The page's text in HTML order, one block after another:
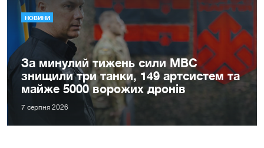
НОВИНИ
За минулий тижень сили МВС
знищили три танки, 149 артсистем та
майже 5000 ворожих дронів
7 серпня 2026